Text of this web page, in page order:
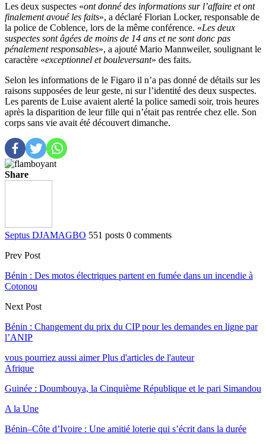
Les deux suspectes «ont donné des informations sur l’affaire et ont
finalement avoué les faits», a déclaré Florian Locker, responsable de
la police de Coblence, lors de la même conférence. «Les deux
suspectes sont âgées de moins de 14 ans et ne sont donc pas
pénalement responsables», a ajouté Mario Mannweiler, soulignant le
caractère «exceptionnel et bouleversant» des faits.
Selon les informations de le Figaro il n’a pas donné de détails sur les
raisons supposées de leur geste, ni sur l’identité des deux suspectes.
Les parents de Luise avaient alerté la police samedi soir, trois heures
après la disparition de leur fille qui n’était pas rentrée chez elle. Son
corps sans vie avait été découvert dimanche.
Share
Septus DJAMAGBO 551 posts 0 comments
Prev Post
Bénin : Des motos électriques partent en fumée dans un incendie à
Cotonou
Next Post
Bénin : Changement du prix du CIP pour les demandes en ligne par
l’ANIP
vous pourriez aussi aimer Plus d'articles de l'auteur
Afrique
Guinée : Doumbouya, la Cinquième République et le pari Simandou
A la Une
Bénin–Côte d’Ivoire : Une amitié loterie qui s’écrit dans la durée